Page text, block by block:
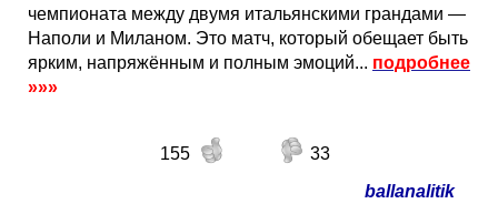
чемпионата между двумя итальянскими грандами —
Наполи и Миланом. Это матч, который обещает быть
ярким, напряжённым и полным эмоций... подробнее
»»»
155
33
ballanalitik